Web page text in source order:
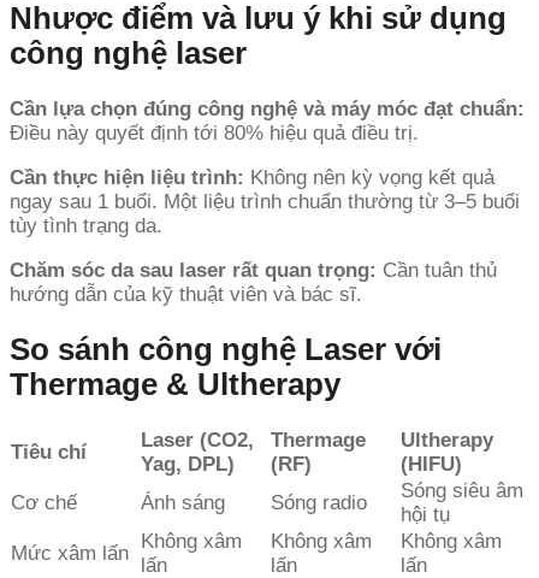
Nhược điểm và lưu ý khi sử dụng
công nghệ laser
Cần lựa chọn đúng công nghệ và máy móc đạt chuẩn:
Điều này quyết định tới 80% hiệu quả điều trị.
Cần thực hiện liệu trình: Không nên kỳ vọng kết quả
ngay sau 1 buổi. Một liệu trình chuẩn thường từ 3–5 buổi
tùy tình trạng da.
Chăm sóc da sau laser rất quan trọng: Cần tuân thủ
hướng dẫn của kỹ thuật viên và bác sĩ.
So sánh công nghệ Laser với
Thermage & Ultherapy
Tiêu chí
Laser (CO2,
Yag, DPL)
Thermage
(RF)
Ultherapy
(HIFU)
Cơ chế
Ánh sáng Sóng radio
Sóng siêu âm
hội tụ
Mức xâm lấn
Không xâm
lấn
Không xâm
lấn
Không xâm
lấn